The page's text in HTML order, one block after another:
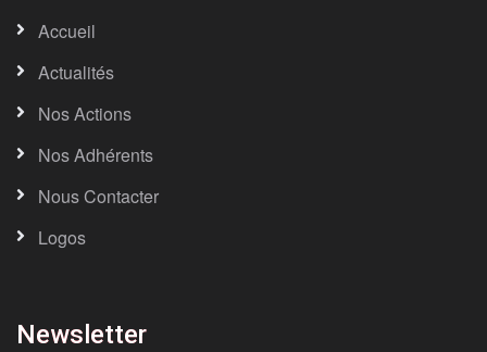
Accueil
Actualités
Nos Actions
Nos Adhérents
Nous Contacter
Logos
Newsletter